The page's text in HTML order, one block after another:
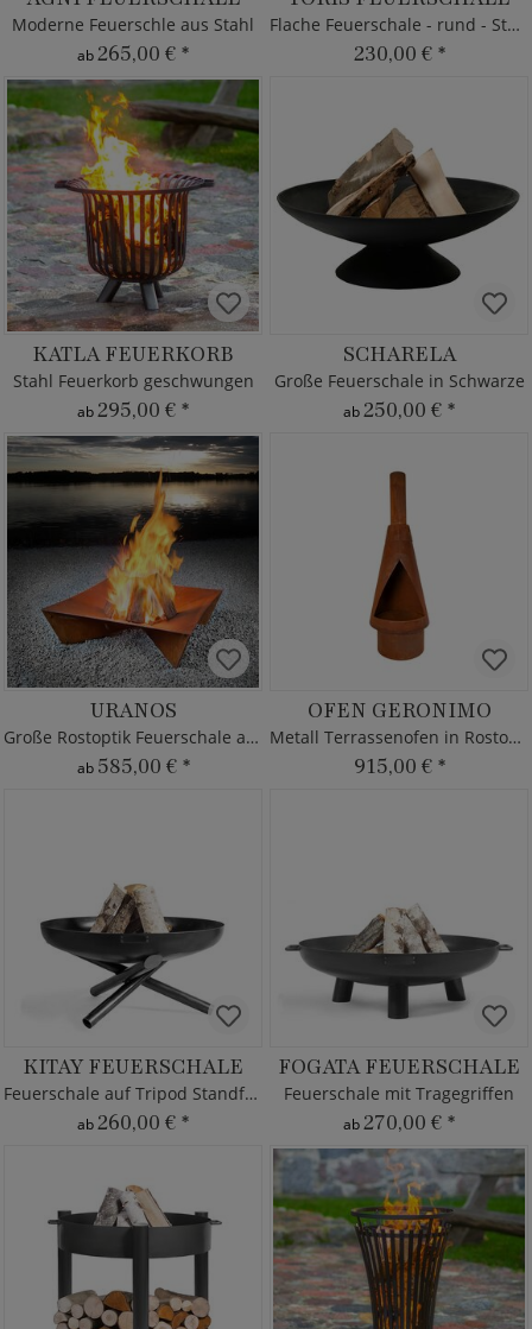
Moderne Feuerschle aus Stahl
ab265,00 € *
Flache Feuerschale - rund - Stahl
230,00 € *
KATLA FEUERKORB
Stahl Feuerkorb geschwungen
ab295,00 € *
SCHARELA
Große Feuerschale in Schwarze
ab250,00 € *
URANOS
Große Rostoptik Feuerschale aus Stahl mit Grill-Rost
ab 585,00 € *
OFEN GERONIMO
Metall Terrassenofen in Rostoptik
915,00 € *
KITAY FEUERSCHALE
Feuerschale auf Tripod Standfuß
ab260,00 € *
FOGATA FEUERSCHALE
Feuerschale mit Tragegriffen
ab270,00 € *